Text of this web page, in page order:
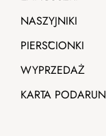
NASZYJNIKI
PIERŚCIONKI
WYPRZEDAŻ
KARTA